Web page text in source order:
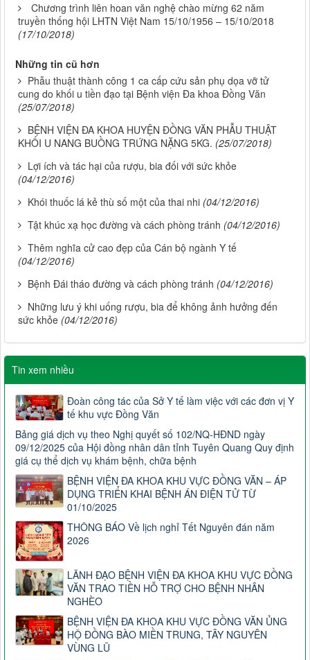
Chương trình liên hoan văn nghệ chào mừng 62 năm
truyền thống hội LHTN Việt Nam 15/10/1956 – 15/10/2018
(17/10/2018)
Những tin cũ hơn
Phẫu thuật thành công 1 ca cấp cứu sản phụ dọa vỡ tử
cung do khối u tiền đạo tại Bệnh viện Đa khoa Đồng Văn
(25/07/2018)
BỆNH VIỆN ĐA KHOA HUYỆN ĐỒNG VĂN PHẪU THUẬT
KHỐI U NANG BUỒNG TRỨNG NẶNG 5KG. (25/07/2018)
Lợi ích và tác hại của rượu, bia đối với sức khỏe
(04/12/2016)
Khói thuốc lá kẻ thù số một của thai nhi (04/12/2016)
Tật khúc xạ học đường và cách phòng tránh (04/12/2016)
Thêm nghĩa cử cao đẹp của Cán bộ ngành Y tế
(04/12/2016)
Bệnh Đái tháo đường và cách phòng tránh (04/12/2016)
Những lưu ý khi uống rượu, bia để không ảnh hưởng đến
sức khỏe (04/12/2016)
Tin xem nhiều
Đoàn công tác của Sở Y tế làm việc với các đơn vị Y
tế khu vực Đồng Văn
Bảng giá dịch vụ theo Nghị quyết số 102/NQ-HĐND ngày
09/12/2025 của Hội đồng nhân dân tỉnh Tuyên Quang Quy định
giá cụ thể dịch vụ khám bệnh, chữa bệnh
BỆNH VIỆN ĐA KHOA KHU VỰC ĐỒNG VĂN – ÁP
DỤNG TRIỂN KHAI BỆNH ÁN ĐIỆN TỬ TỪ
01/10/2025
THÔNG BÁO Về lịch nghỉ Tết Nguyên đán năm
2026
LÃNH ĐẠO BỆNH VIỆN ĐA KHOA KHU VỰC ĐỒNG
VĂN TRAO TIỀN HỖ TRỢ CHO BỆNH NHÂN
NGHÈO
BỆNH VIỆN ĐA KHOA KHU VỰC ĐỒNG VĂN ỦNG
HỘ ĐỒNG BÀO MIỀN TRUNG, TÂY NGUYÊN
VÙNG LŨ